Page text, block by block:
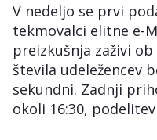
V nedeljo se prvi
tekmovalci elitne e-
preizkušnja zaživi
števila udeležencev
sekundni. Zadnji
okoli 16:30,